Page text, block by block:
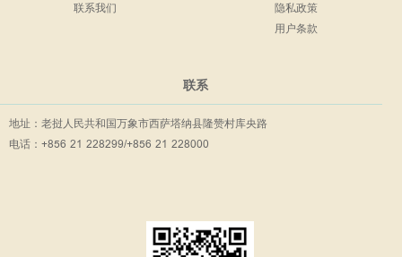
联系我们
隐私政策
用户条款
联系
地址：老挝人民共和国万象市西萨塔纳县隆赞村库央路
电话：+856 21 228299/+856 21 228000